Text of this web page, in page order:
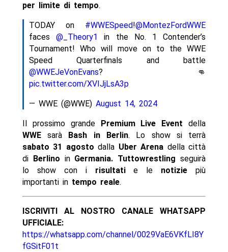
per limite di tempo.
TODAY on #WWESpeed!@MontezFordWWE
faces@_Theory1
in the No. 1 Contender’s
Tournament! Who will move on to the WWE
Speed Quarterfinals and battle
@WWEJeVonEvans? 👊
pic.twitter.com/XVIJjLsA3p
— WWE (@WWE) August 14, 2024
Il prossimo grande Premium Live Event della
WWEsarà Bash in Berlin. Lo show si terrà
sabato 31 agosto dalla Uber Arena della città
di
Berlino in Germania. Tuttowrestling seguirà
lo show con i risultatie le notizie più
importanti in tempo reale.
ISCRIVITI AL NOSTRO CANALE WHATSAPP
UFFICIALE:
https://whatsapp.com/channel/0029VaE6VKfLI8Y
fGSitF01t